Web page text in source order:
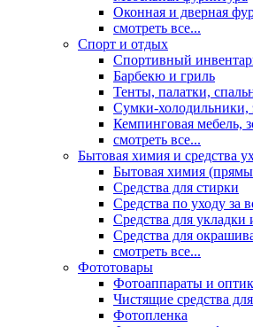
Оконная и дверная
смотреть все...
Спорт и отдых
Спортивный
Барбекю и гриль
Тенты, палатки,
Сумки-холодильники,
Кемпинговая мебель,
смотреть все...
Бытовая химия и средства
Бытовая химия
Средства для стирки
Средства по уходу за
Средства для
Средства для
смотреть все...
Фототовары
Фотоаппараты и
Чистящие средства
Фотопленка